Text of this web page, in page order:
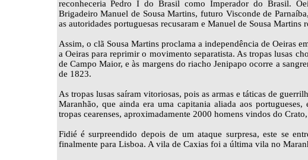
reconheceria Pedro I do Brasil como Imperador do Brasil.
Brigadeiro Manuel de Sousa Martins, futuro Visconde de
as autoridades portuguesas recusaram e Manuel de Sousa
Assim, o clã Sousa Martins proclama a independência de Oeiras
a Oeiras para reprimir o movimento separatista. As tropas lusas
de Campo Maior, e às margens do riacho Jenipapo ocorre a
de 1823.
As tropas lusas saíram vitoriosas, pois as armas e táticas de
Maranhão, que ainda era uma capitania aliada aos
tropas cearenses, aproximadamente 2000 homens vindos do
Fidié é surpreendido depois de um ataque surpresa, este se
finalmente para Lisboa. A vila de Caxias foi a última vila no